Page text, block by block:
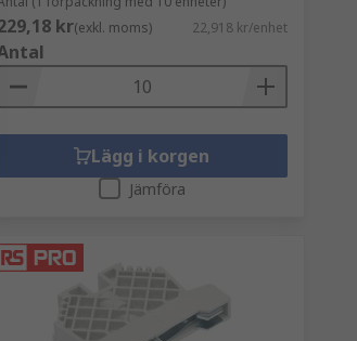
kr(exkl. moms) 22,918 kr/enhet
Lägg i korgen
Jämföra